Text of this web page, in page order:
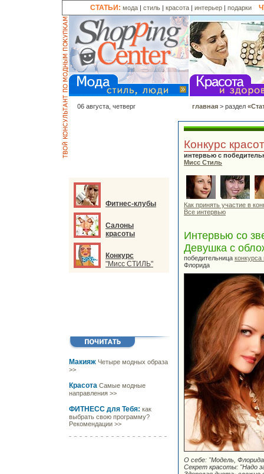
СТАТЬИ: мода | стиль | красота | интерьер | подарки
06 августа, четверг главная > раздел
Фитнес-клубы
Салоны
красоты
Конкурс
"Мисс СТИЛЬ"
Макияж Четыре модных образа
>>
Красота Самые модные
направления >>
ФИТНЕСС для Тебя: как
выбрать свою программу?
Рекомендации >>
Конкурс
интервью с
Мисс Стиль
Как принять участие в
Все интервью
Интервью со
Девушка с
победительница
Флорида
О себе: "Модель,
Секрет красоты: "Надо